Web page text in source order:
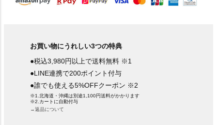
お買い物にうれしい3つの特典
●税込3,980円以上で送料無料 ※1
●LINE連携で200ポイント付与
●誰でも使える5%OFFクーポン ※2
※1.北海道・沖縄は別途1,100円送料がかかります
※2.カートに自動付与
→返品について